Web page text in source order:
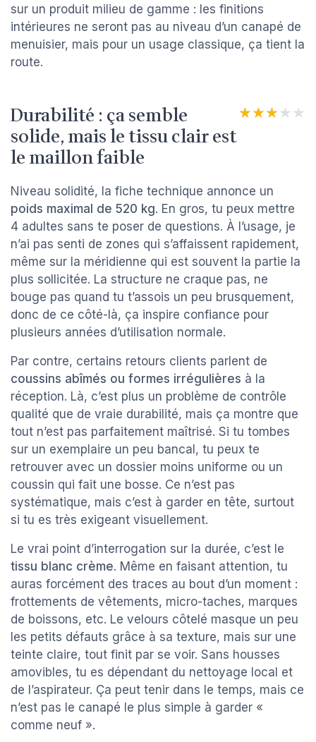
sur un produit milieu de gamme : les finitions
intérieures ne seront pas au niveau d’un canapé de
menuisier, mais pour un usage classique, ça tient la
route.
Durabilité : ça semble
solide, mais le tissu clair est
le maillon faible
★★★★★
★★★★★
Niveau solidité, la fiche technique annonce un
poids maximal de 520 kg. En gros, tu peux mettre
4 adultes sans te poser de questions. À l’usage, je
n’ai pas senti de zones qui s’affaissent rapidement,
même sur la méridienne qui est souvent la partie la
plus sollicitée. La structure ne craque pas, ne
bouge pas quand tu t’assois un peu brusquement,
donc de ce côté-là, ça inspire confiance pour
plusieurs années d’utilisation normale.
Par contre, certains retours clients parlent de
coussins abîmés ou formes irrégulières à la
réception. Là, c’est plus un problème de contrôle
qualité que de vraie durabilité, mais ça montre que
tout n’est pas parfaitement maîtrisé. Si tu tombes
sur un exemplaire un peu bancal, tu peux te
retrouver avec un dossier moins uniforme ou un
coussin qui fait une bosse. Ce n’est pas
systématique, mais c’est à garder en tête, surtout
si tu es très exigeant visuellement.
Le vrai point d’interrogation sur la durée, c’est le
tissu blanc crème. Même en faisant attention, tu
auras forcément des traces au bout d’un moment :
frottements de vêtements, micro-taches, marques
de boissons, etc. Le velours côtelé masque un peu
les petits défauts grâce à sa texture, mais sur une
teinte claire, tout finit par se voir. Sans housses
amovibles, tu es dépendant du nettoyage local et
de l’aspirateur. Ça peut tenir dans le temps, mais ce
n’est pas le canapé le plus simple à garder «
comme neuf ».